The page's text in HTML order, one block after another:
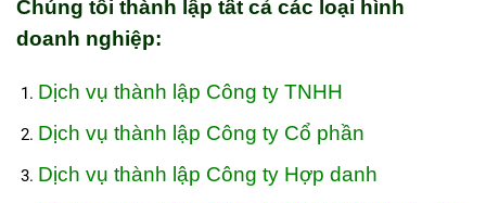
Chúng tôi thành lập tất cả các loại hình
doanh nghiệp:
Dịch vụ thành lập Công ty TNHH
Dịch vụ thành lập Công ty Cổ phần
Dịch vụ thành lập Công ty Hợp danh